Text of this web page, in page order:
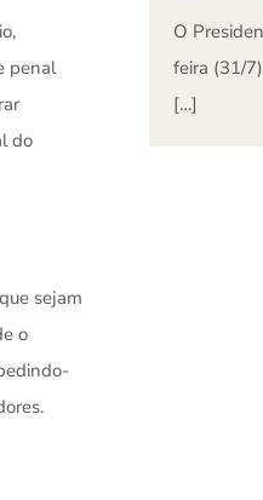
penal
do
sejam
o
O
feira (31/
[…]